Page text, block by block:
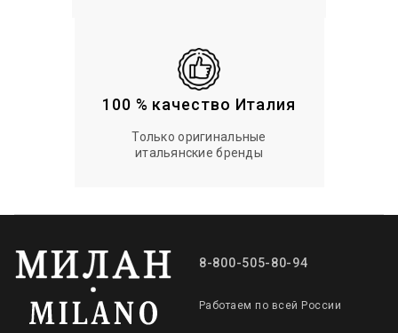
100 % качество Италия
Только оригинальные
итальянские бренды
8-800-505-80-94
Работаем по всей России